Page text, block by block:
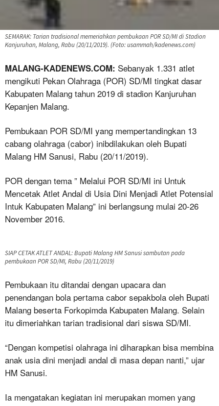
SEMARAK: Tarian tradisional memeriahkan pembukaan POR SD/MI di Stadion
Kanjuruhan, Malang, Rabu (20/11/2019). (Foto: usammah/kadenews.com)
MALANG-KADENEWS.COM: Sebanyak 1.331 atlet
mengikuti Pekan Olahraga (POR) SD/MI tingkat dasar
Kabupaten Malang tahun 2019 di stadion Kanjuruhan
Kepanjen Malang.
Pembukaan POR SD/MI yang mempertandingkan 13
cabang olahraga (cabor) inibdilakukan oleh Bupati
Malang HM Sanusi, Rabu (20/11/2019).
POR dengan tema ” Melalui POR SD/MI ini Untuk
Mencetak Atlet Andal di Usia Dini Menjadi Atlet Potensial
Intuk Kabupaten Malang” ini berlangsung mulai 20-26
November 2016.
SIAP CETAK ATLET ANDAL: Bupati Malang HM Sanusi sambutan pada
pembukaan POR SD/MI, Rabu (20/11/2019)
Pembukaan itu ditandai dengan upacara dan
penendangan bola pertama cabor sepakbola oleh Bupati
Malang beserta Forkopimda Kabupaten Malang. Selain
itu dimeriahkan tarian tradisional dari siswa SD/MI.
“Dengan kompetisi olahraga ini diharapkan bisa membina
anak usia dini menjadi andal di masa depan nanti,” ujar
HM Sanusi.
Ia mengatakan kegiatan ini merupakan momen yang